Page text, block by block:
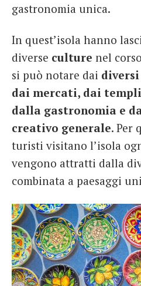
gastronomia unica.
In quest’isola hanno
diverse culture nel
si può notare dai
dai mercati, dai
dalla gastronomia e
creativo generale. Per
turisti visitano l’isola
vengono attratti dalla
combinata a paesaggi